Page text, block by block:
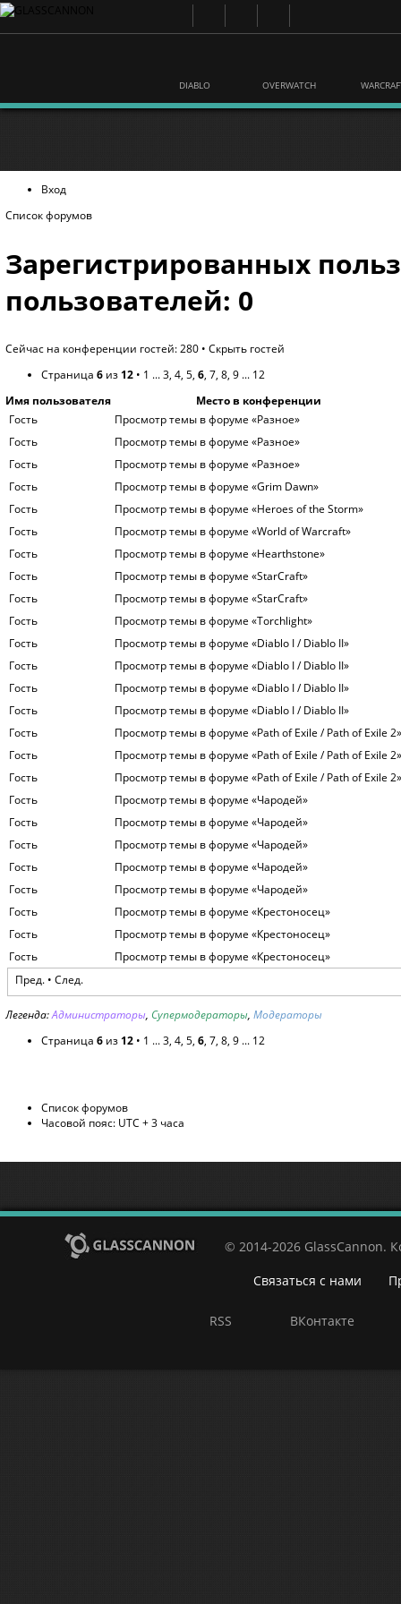
DIABLO OVERWATCH
Вход
Список форумов
Зарегистрированных
пользователей: 0
Сейчас на конференции гостей: 280 • Скрыть гостей
Страница 6 из 12 • 1 ...3, 4, 5, 6, 7, 8, 9 ... 12
Имя пользователя
Место в конференции
Гость
Просмотр темы в форуме «Разное»
Гость
Просмотр темы в форуме «Разное»
Гость
Просмотр темы в форуме «Разное»
Гость
Просмотр темы в форуме «Grim Dawn»
Гость
Просмотр темы в форуме «Heroes of the Storm»
Гость
Просмотр темы в форуме «World of Warcraft»
Гость
Просмотр темы в форуме «Hearthstone»
Гость
Просмотр темы в форуме «StarCraft»
Гость
Просмотр темы в форуме «StarCraft»
Гость
Просмотр темы в форуме «Torchlight»
Гость
Просмотр темы в форуме «Diablo I / Diablo II»
Гость
Просмотр темы в форуме «Diablo I / Diablo II»
Гость
Просмотр темы в форуме «Diablo I / Diablo II»
Гость
Просмотр темы в форуме «Diablo I / Diablo II»
Гость
Просмотр темы в форуме «Path of Exile / Path of Exile 2»
Гость
Просмотр темы в форуме «Path of Exile / Path of Exile 2»
Гость
Просмотр темы в форуме «Path of Exile / Path of Exile 2»
Гость
Просмотр темы в форуме «Чародей»
Гость
Просмотр темы в форуме «Чародей»
Гость
Просмотр темы в форуме «Чародей»
Гость
Просмотр темы в форуме «Чародей»
Гость
Просмотр темы в форуме «Чародей»
Гость
Просмотр темы в форуме «Крестоносец»
Гость
Просмотр темы в форуме «Крестоносец»
Гость
Просмотр темы в форуме «Крестоносец»
Пред.• След.
Легенда:Администраторы, Супермодераторы, Модераторы
Страница 6 из 12 • 1 ...3, 4, 5, 6, 7, 8, 9 ... 12
Список форумов
Часовой пояс: UTC + 3 часа
© 2014-2026 GlassCannon.
Связаться с нами
RSS ВКонтакте